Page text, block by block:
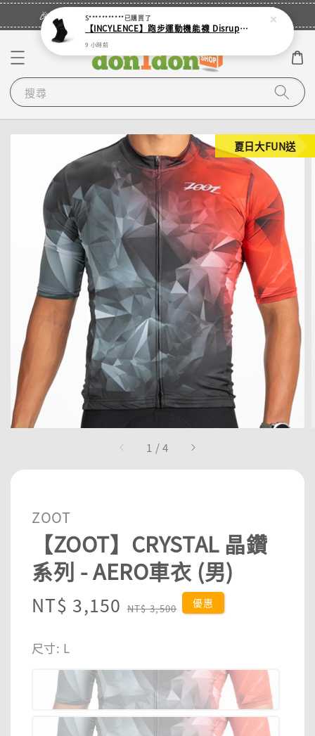
🎉登入會員・領取您的專屬折扣券！
搜尋
1 /4
夏日大FUN送
ZOOT
【ZOOT】CRYSTAL 晶鑽
系列 - AERO車衣 (男)
Sale
NT$ 3,150 Regular
NT$ 3,500 優惠
尺寸: L
S***********已購買了
【INCYLENCE】跑步運動機能襪 Disrupts Black
9 小時前